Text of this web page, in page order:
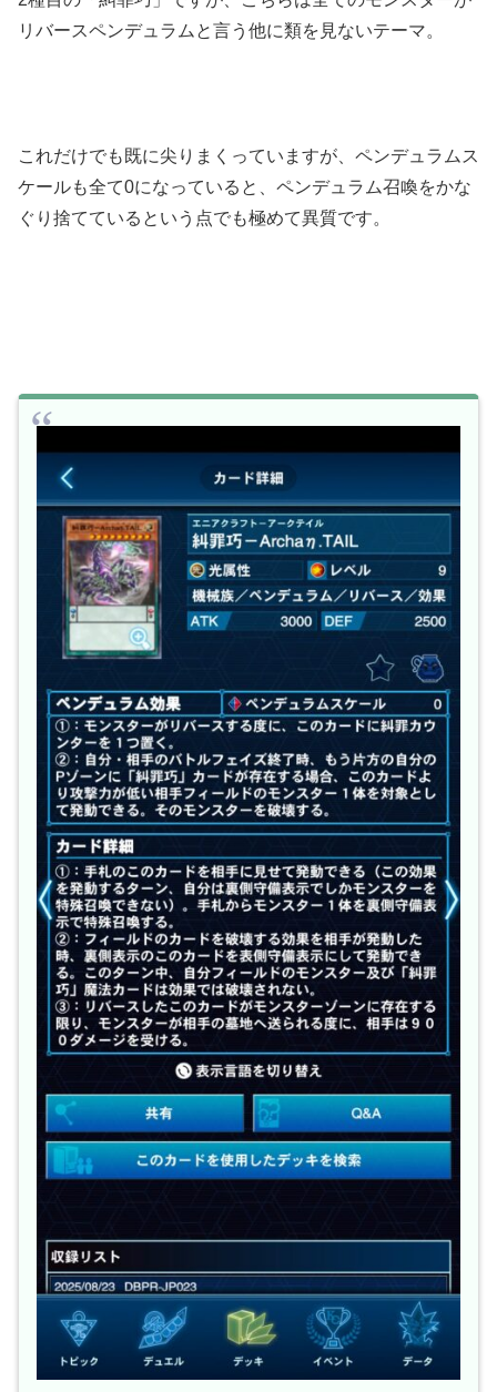
リバースペンデュラムと言う他に類を見ないテーマ。
これだけでも既に尖りまくっていますが、ペンデュラムス
ケールも全て0になっていると、ペンデュラム召喚をかな
ぐり捨てているという点でも極めて異質です。